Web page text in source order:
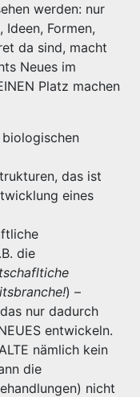
werden: nur
Ideen, Formen,
da sind, macht
Neues im
Platz machen
das ist
eines
die
) –
nur dadurch
entwickeln.
nämlich kein
die
nicht